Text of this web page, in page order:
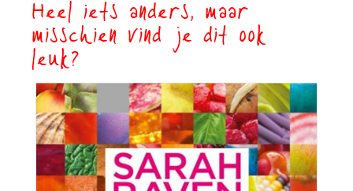
Heel iets anders, maar
misschien vind je dit ook
leuk?